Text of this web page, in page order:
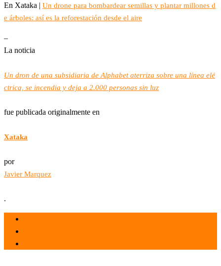
En Xataka | Un drone para bombardear semillas y plantar millones d
e árboles: así es la reforestación desde el aire
–
La noticia
Un dron de una subsidiaria de Alphabet aterriza sobre una línea elé
ctrica, se incendia y deja a 2.000 personas sin luz
fue publicada originalmente en
Xataka
por
Javier Marquez
.